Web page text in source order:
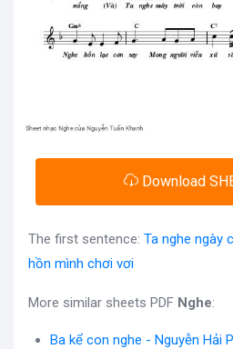
Download
The first sentence: Ta nghe ngày
hồn mình chơi vơi
More similar sheets PDF Nghe:
Ba kể con nghe - Nguyễn Hải